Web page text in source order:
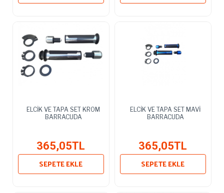
ELCİK VE TAPA SET KROM
BARRACUDA
365,05TL
SEPETE EKLE
ELCİK VE TAPA SET MAVİ
BARRACUDA
365,05TL
SEPETE EKLE